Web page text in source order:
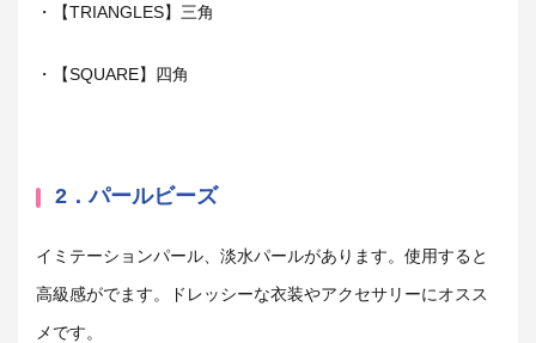
・【TRIANGLES】三角
・【SQUARE】四角
2．パールビーズ
イミテーションパール、淡水パールがあります。使用すると
高級感がでます。ドレッシーな衣装やアクセサリーにオスス
メです。